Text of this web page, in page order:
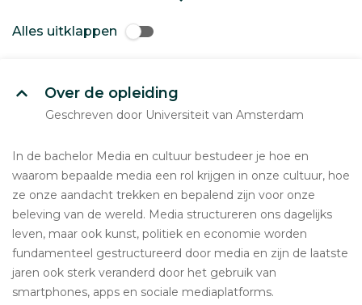
Alles uitklappen
Over de opleiding
Geschreven door Universiteit van Amsterdam
In de bachelor Media en cultuur bestudeer je hoe en
waarom bepaalde media een rol krijgen in onze cultuur, hoe
ze onze aandacht trekken en bepalend zijn voor onze
beleving van de wereld. Media structureren ons dagelijks
leven, maar ook kunst, politiek en economie worden
fundamenteel gestructureerd door media en zijn de laatste
jaren ook sterk veranderd door het gebruik van
smartphones, apps en sociale mediaplatforms.